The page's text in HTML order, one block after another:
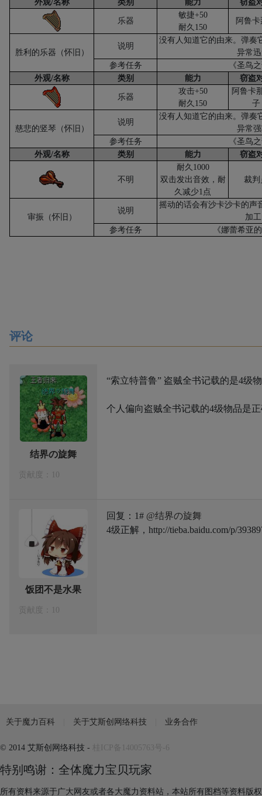
外观/名称 类别 能力 窃盗
乐器
敏捷+50
耐久 150
阿鲁
胜利的乐器（怀旧）
说明
没有人知道它的由来。弹奏
异常
参考任务
《圣鸟
外观/名称 类别 能力 窃盗
乐器
攻击+50
耐久 150
阿鲁卡
子
慈悲的竖琴（怀旧）
说明
没有人知道它的由来。弹奏
异常
参考任务
《圣鸟
外观/名称 类别 能力 窃盗
不明
耐久 1000
双击发出音效，耐
久减少1 点
裁判
审振（怀旧）
说明
摇动的话会有沙卡沙卡的声
加工
参考任务
《娜蕾希亚
评论
结界の旋舞
贡献度：10
“索立特普鲁” 盗贼全书记载的是4级
个人偏向盗贼全书记载的4级物品是
饭团不是水果
贡献度：10
回复：1# @结界の旋舞
4级正解，http://tieba.baidu.com/p/
关于魔力百科 关于艾斯创网络科技 业务合作
© 2014 艾斯创网络科技 - 桂ICP备14005763号-6
特别鸣谢：全体魔力宝贝玩家
所有资料来源于广大网友或者各大魔力资料站，本站所有图档等资料版